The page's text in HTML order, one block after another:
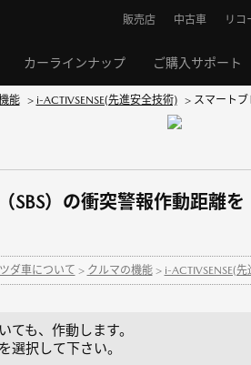
カーラインナップ ご購入サポート
販売店 中古車 リコ
能 > i-ACTIVSENSE(先進安全技術) > スマート
SBS）の衝突警報作動距離
ダ車について > クルマの機能> i-ACTIVSENSE(
ても、作動します。
選択して下さい。